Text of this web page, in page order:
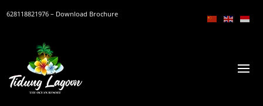
628118821976 – Download Brochure